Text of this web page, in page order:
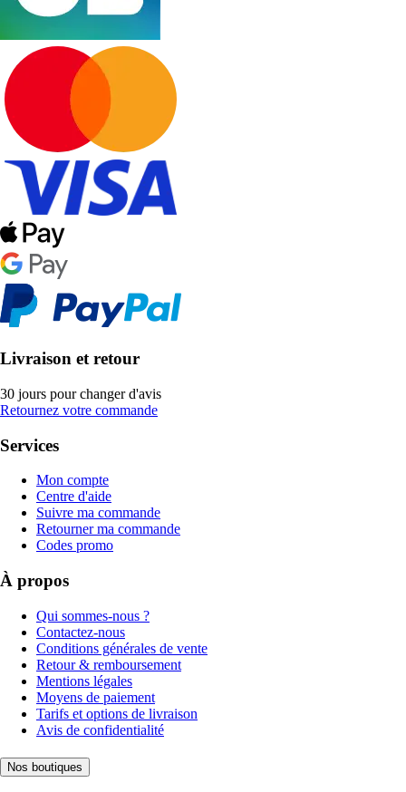
Livraison et retour
30 jours pour changer d'avis
Retournez votre commande
Services
Mon compte
Centre d'aide
Suivre ma commande
Retourner ma commande
Codes promo
À propos
Qui sommes-nous ?
Contactez-nous
Conditions générales de vente
Retour & remboursement
Mentions légales
Moyens de paiement
Tarifs et options de livraison
Avis de confidentialité
Nos boutiques